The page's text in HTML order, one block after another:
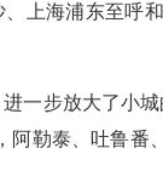
上海浦东至呼
一步放大了小
阿勒泰、吐鲁番